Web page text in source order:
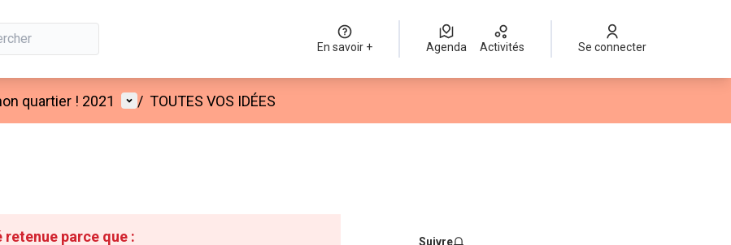
En savoir + Agenda Activités Se connecter
quartier ! 2021 Menu utilisateur
/ TOUTES VOS IDÉES
parce que :
Suivre